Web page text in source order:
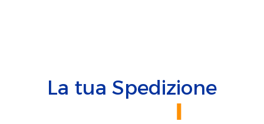
La tua Spedizione
I